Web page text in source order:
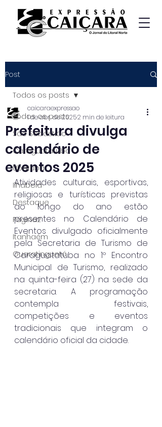
Post
Todos os posts
São Sebastião
Caraguatatuba
Ubatuba
Ilhabela
Destaque
Página2
Itanhaém
Guaratinguetá
Todos os posts
Prefeitura divulga
calendário de
eventos 2025
caicaraexpressao
1 de abr. de 20252 min de leitura
Atividades culturais, esportivas,
religiosas e turísticas previstas
ao longo do ano estão
presentes no Calendário de
Eventos divulgado oficialmente
pela Secretaria de Turismo de
Caraguatatuba no 1º Encontro
Municipal de Turismo, realizado
na quinta-feira (27) na sede da
secretaria. A programação
contempla festivais,
competições e eventos
tradicionais que integram o
calendário oficial da cidade.